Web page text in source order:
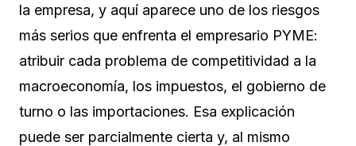
la empresa, y aquí aparece uno de los riesgos
más serios que enfrenta el empresario PYME:
atribuir cada problema de competitividad a la
macroeconomía, los impuestos, el gobierno de
turno o las importaciones. Esa explicación
puede ser parcialmente cierta y, al mismo